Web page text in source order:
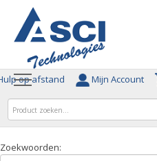
op afstand Mijn Account
Zoekwoorden: